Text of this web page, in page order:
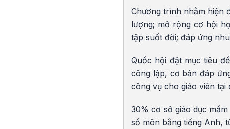
Chương trình nhằm hiện
lượng; mở rộng cơ hội
tập suốt đời; đáp ứng
Quốc hội đặt mục tiêu
công lập, cơ bản đáp
công vụ cho giáo viên tại
30% cơ sở giáo dục
số môn bằng tiếng Anh,